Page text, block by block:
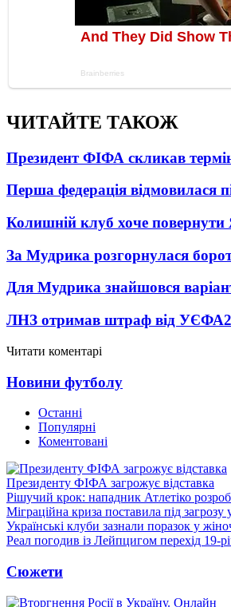
ЧИТАЙТЕ ТАКОЖ
Президент ФІФА скликав
Перша федерація відмовилася
Колишній клуб хоче
За Мудрика розгорнулася
Для Мудрика знайшовся
ЛНЗ отримав штраф від УЄФА
Читати коментарі
Новини футболу
Останні
Популярні
Коментовані
Президенту ФІФА загрожує відставка
Рішучий крок: нападник Атлетіко
Міграційна криза поставила під загрозу
Українські клуби зазнали поразок у
Реал погодив із Лейпцигом перехід 19-
Сюжети